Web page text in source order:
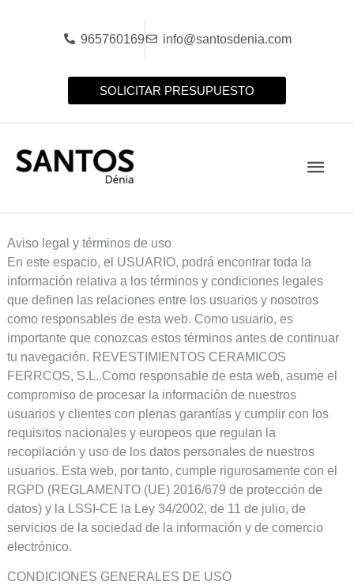
965760169 info@santosdenia.com
SOLICITAR PRESUPUESTO
Aviso legal y términos de uso
En este espacio, el USUARIO, podrá encontrar toda la
información relativa a los términos y condiciones legales
que definen las relaciones entre los usuarios y nosotros
como responsables de esta web. Como usuario, es
importante que conozcas estos términos antes de continuar
tu navegación. REVESTIMIENTOS CERAMICOS
FERRCOS, S.L..Como responsable de esta web, asume el
compromiso de procesar la información de nuestros
usuarios y clientes con plenas garantías y cumplir con los
requisitos nacionales y europeos que regulan la
recopilación y uso de los datos personales de nuestros
usuarios. Esta web, por tanto, cumple rigurosamente con el
RGPD (REGLAMENTO (UE) 2016/679 de protección de
datos) y la LSSI-CE la Ley 34/2002, de 11 de julio, de
servicios de la sociedad de la información y de comercio
electrónico.
CONDICIONES GENERALES DE USO